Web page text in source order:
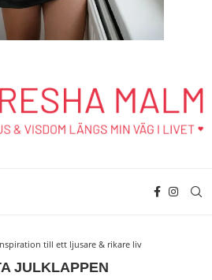
till ett ljusare & rikare liv
JULKLAPPEN